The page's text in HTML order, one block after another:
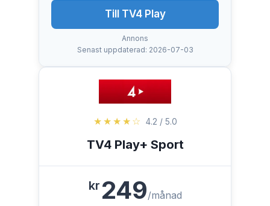
Till TV4 Play
Annons
Senast uppdaterad: 2026-07-03
★★★★☆ 4.2 / 5.0
TV4 Play+ Sport
kr 249/månad